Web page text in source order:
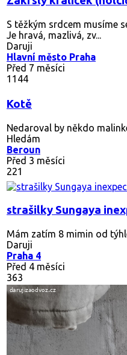
S těžkým srdcem musíme
Je hravá, mazlivá, zv...
Daruji
Hlavní město Praha
Před 7 měsíci
1144
Kotě
Nedaroval by někdo
Hledám
Beroun
Před 3 měsíci
221
strašilky Sungaya
Mám zatím 8 mimin od
Daruji
Praha 4
Před 4 měsíci
363